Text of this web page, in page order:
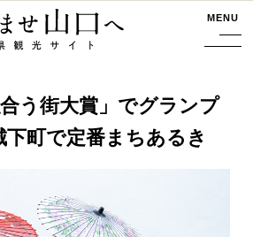
山口県観光サイト MENU
う街大賞」でグランプ
町で定番まちあるき